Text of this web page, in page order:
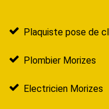
Plaquiste pose de
Plombier Morizes
Electricien Morizes